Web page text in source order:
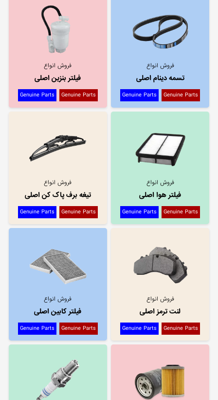
فروش انواع
تسمه دینام اصلی
Genuine Parts
Genuine Parts
فروش انواع
فیلتر بنزین اصلی
Genuine Parts
Genuine Parts
فروش انواع
فیلتر هوا اصلی
Genuine Parts
Genuine Parts
فروش انواع
تیغه برف پاک کن اصلی
Genuine Parts
Genuine Parts
فروش انواع
لنت ترمز اصلی
Genuine Parts
Genuine Parts
فروش انواع
فیلتر کابین اصلی
Genuine Parts
Genuine Parts